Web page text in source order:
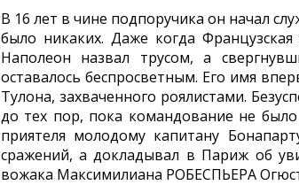
В 16 лет в чине подпоручика он начал
было никаких. Даже когда
Наполеон назвал трусом, а
оставалось беспросветным. Его имя
Тулона, захваченного роялистами.
до тех пор, пока командование не
приятеля молодому капитану
сражений, а докладывал в Париж об
вожака Максимилиана РOБЕСПЬЕРА